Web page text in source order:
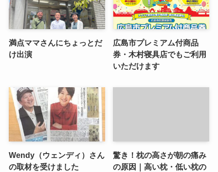
満点ママさんにちょっとだ
け出演
広島市プレミアム付商品
券・木村寝具店でもご利用
いただけます
Wendy（ウェンディ）さん
の取材を受けました
驚き！枕の高さが朝の痛み
の原因｜高い枕・低い枕の